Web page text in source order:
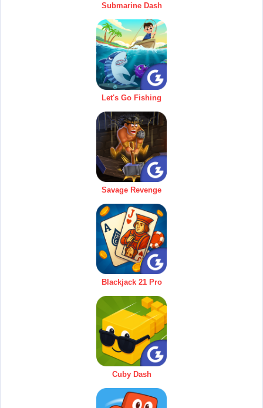
Submarine Dash
Let's Go Fishing
Savage Revenge
Blackjack 21 Pro
Cuby Dash